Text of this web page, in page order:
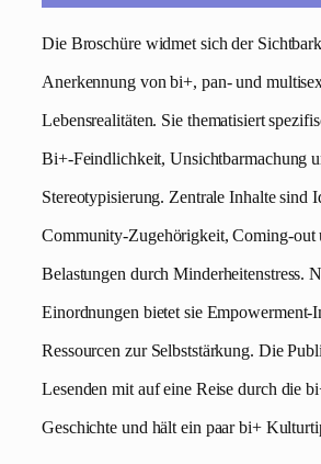
Die Broschüre widmet sich der
Anerkennung von bi+, pan- und
Lebensrealitäten. Sie thematisiert
Bi+-Feindlichkeit, Unsichtbarmachung
Stereotypisierung. Zentrale Inhalte sind
Community-Zugehörigkeit, Coming-out
Belastungen durch Minderheitenstress.
Einordnungen bietet sie Empowerment-
Ressourcen zur Selbststärkung. Die
Lesenden mit auf eine Reise durch die
Geschichte und hält ein paar bi+